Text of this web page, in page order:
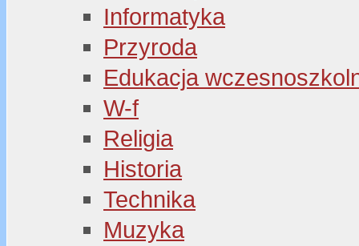
Informatyka
Przyroda
Edukacja
W-f
Religia
Historia
Technika
Muzyka